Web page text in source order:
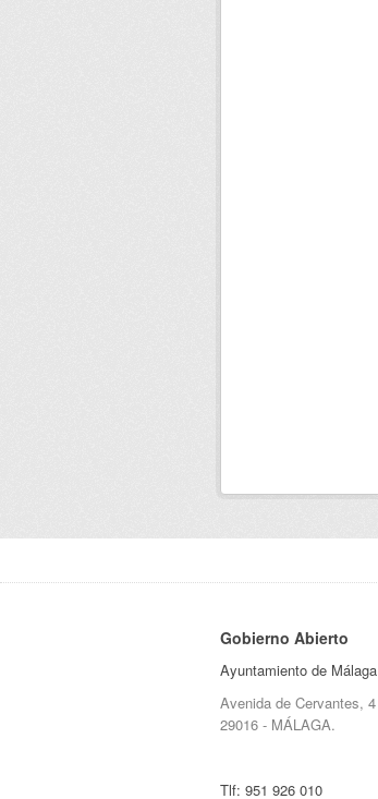
Gobierno Abierto
Ayuntamiento de Málaga
Avenida de Cervantes, 4
29016 - MÁLAGA.
Tlf: 951 926 010